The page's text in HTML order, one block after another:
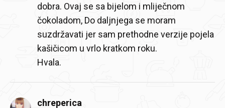
dobra. Ovaj se sa bijelom i mliječnom
čokoladom, Do daljnjega se moram
suzdržavati jer sam prethodne verzije pojela
kašičicom u vrlo kratkom roku.
Hvala.
chreperica